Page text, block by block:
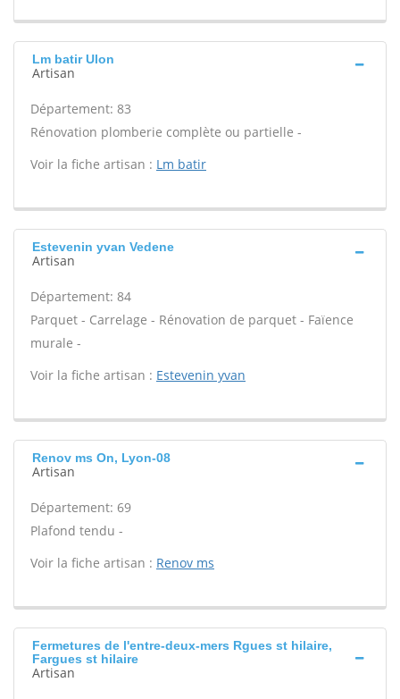
Lm batir Ulon
Artisan
Département: 83
Rénovation plomberie complète ou partielle -
Voir la fiche artisan : Lm batir
Estevenin yvan Vedene
Artisan
Département: 84
Parquet - Carrelage - Rénovation de parquet - Faïence
murale -
Voir la fiche artisan : Estevenin yvan
Renov ms On, Lyon-08
Artisan
Département: 69
Plafond tendu -
Voir la fiche artisan : Renov ms
Fermetures de l'entre-deux-mers Rgues st hilaire,
Fargues st hilaire
Artisan